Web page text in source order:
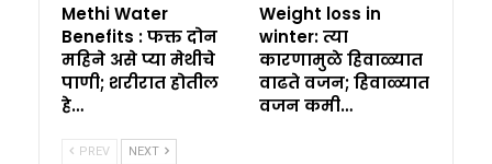
Methi Water
Benefits : फक्त दोन
महिने असे प्या मेथीचे
पाणी; शरीरात होतील
हे…
Weight loss in
winter: त्या
कारणामुळे हिवाळ्यात
वाढते वजन; हिवाळ्यात
वजन कमी…
PREV NEXT